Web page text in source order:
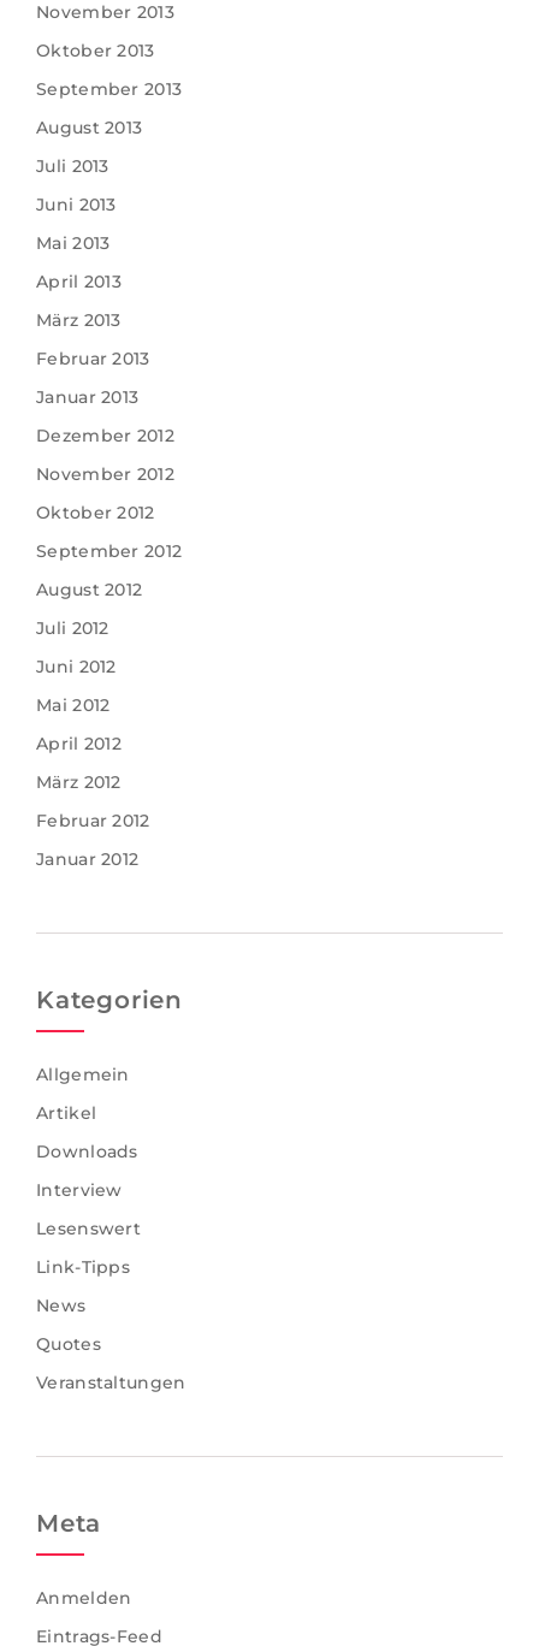
November 2013
Oktober 2013
September 2013
August 2013
Juli 2013
Juni 2013
Mai 2013
April 2013
März 2013
Februar 2013
Januar 2013
Dezember 2012
November 2012
Oktober 2012
September 2012
August 2012
Juli 2012
Juni 2012
Mai 2012
April 2012
März 2012
Februar 2012
Januar 2012
Kategorien
Allgemein
Artikel
Downloads
Interview
Lesenswert
Link-Tipps
News
Quotes
Veranstaltungen
Meta
Anmelden
Eintrags-Feed